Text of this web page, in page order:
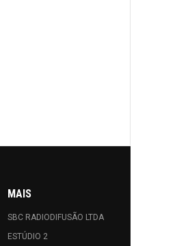
MAIS
SBC RADIODIFUSÃO LTDA
ESTÚDIO 2